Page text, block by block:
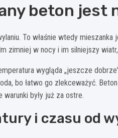
beton jest
To właśnie wtedy
zimniej w nocy i im silniejszy
wygląda „jeszcze
bo łatwo go zlekceważyć.
warunki były już za ostre.
i czasu od